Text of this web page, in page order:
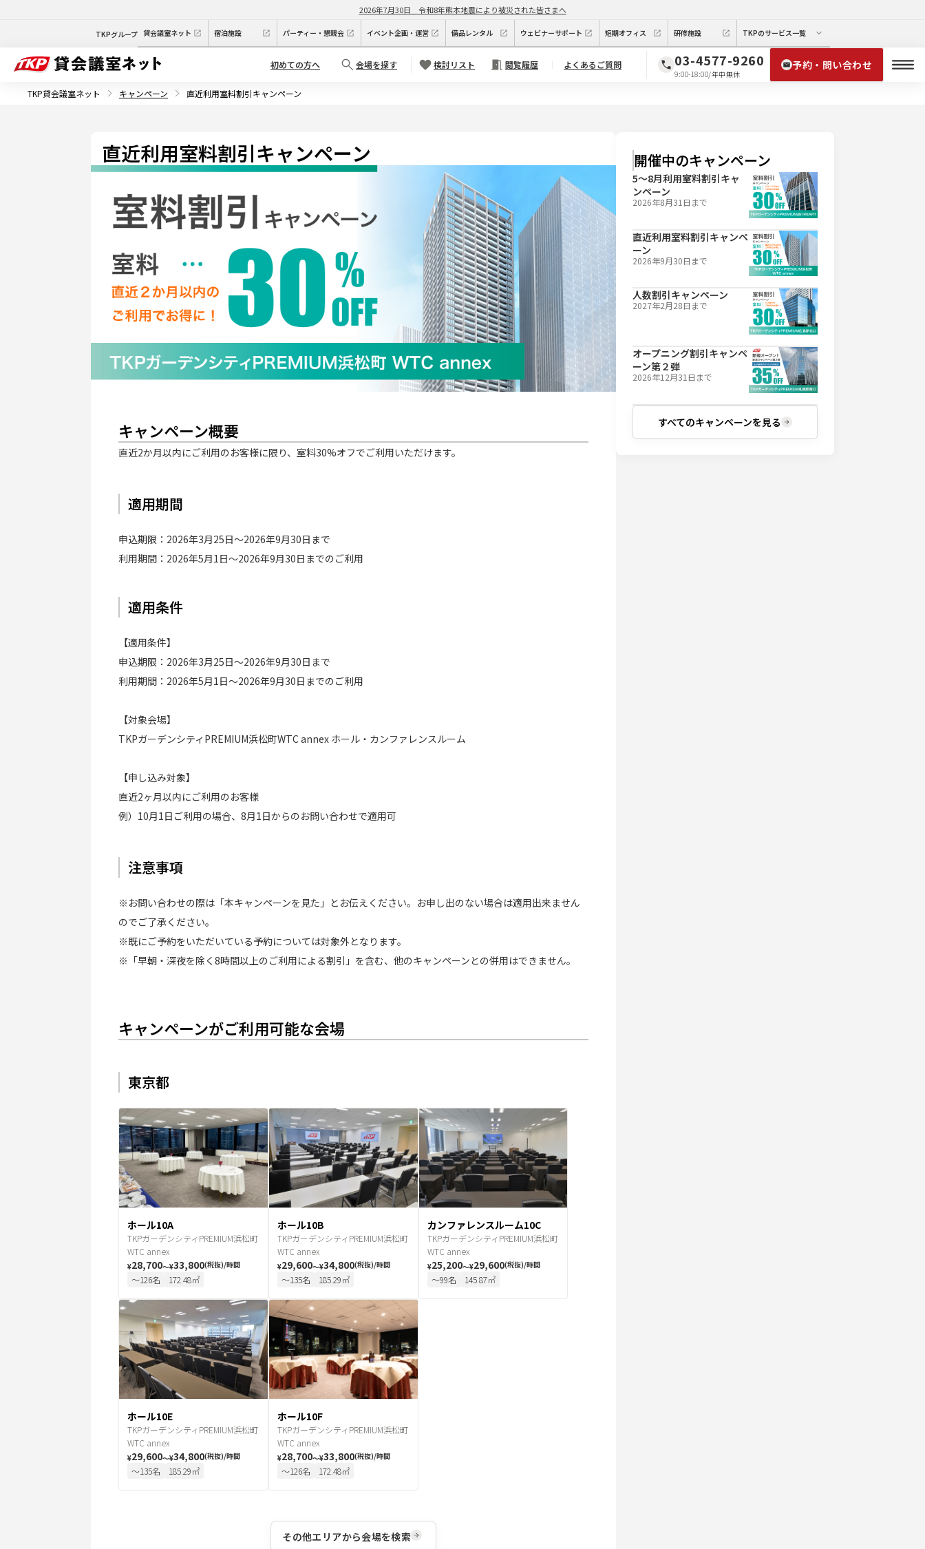
2026年7月30日 令和8年熊本地震により被災された皆さまへ
TKPグループ 貸会議室ネット 宿泊施設 パーティー・懇親会 イベント企画・運営 備品レンタル ウェビナーサポート 短期オフィス 研修施設 TKPのサービス一覧
初めての方へ 会場を探す 検討リスト 閲覧履歴 よくあるご質問 03-4577-9260
9:00-18:00/年中無休
予約・問い合わせ
TKP貸会議室ネット キャンペーン 直近利用室料割引キャンペーン
直近利用室料割引キャンペーン
キャンペーン概要
直近2か月以内にご利用のお客様に限り、室料30%オフでご利用いただけます。
適用期間
申込期限： 2026年3月25日〜2026年9月30日まで
利用期間： 2026年5月1日〜2026年9月30日 までのご利用
適用条件
【適用条件】
申込期限：2026年3月25日〜2026年9月30日まで
利用期間：2026年5月1日〜2026年9月30日までのご利用
【対象会場】
TKPガーデンシティPREMIUM浜松町WTC annex ホール・カンファレンスルーム
【申し込み対象】
直近2ヶ月以内にご利用のお客様
例）10月1日ご利用の場合、8月1日からのお問い合わせで適用可
注意事項
※お問い合わせの際は「本キャンペーンを見た」とお伝えください。お申し出のない場合は適用出来ません
のでご了承ください。
※既にご予約をいただいている予約については対象外となります。
※「早朝・深夜を除く8時間以上のご利用による割引」を含む、他のキャンペーンとの併用はできません。
キャンペーンがご利用可能な会場
東京都
ホール10A
TKPガーデンシティPREMIUM浜松町
WTC annex
¥28,700〜¥33,800(税抜)/時間
〜126名 172.48㎡
ホール10B
TKPガーデンシティPREMIUM浜松町
WTC annex
¥29,600〜¥34,800(税抜)/時間
〜135名 185.29㎡
カンファレンスルーム10C
TKPガーデンシティPREMIUM浜松町
WTC annex
¥25,200〜¥29,600(税抜)/時間
〜99名 145.87㎡
ホール10E
TKPガーデンシティPREMIUM浜松町
WTC annex
¥29,600〜¥34,800(税抜)/時間
〜135名 185.29㎡
ホール10F
TKPガーデンシティPREMIUM浜松町
WTC annex
¥28,700〜¥33,800(税抜)/時間
〜126名 172.48㎡
その他エリアから会場を検索
開催中のキャンペーン
5～8月利用室料割引キャ
ンペーン
2026年8月31日まで
直近利用室料割引キャンペ
ーン
2026年9月30日まで
人数割引キャンペーン
2027年2月28日まで
オープニング割引キャンペ
ーン第２弾
2026年12月31日まで
すべてのキャンペーンを見る